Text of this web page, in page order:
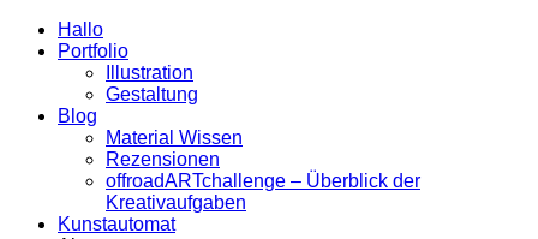
Hallo
Portfolio
Illustration
Gestaltung
Blog
Material Wissen
Rezensionen
offroadARTchallenge – Überblick der
Kreativaufgaben
Kunstautomat